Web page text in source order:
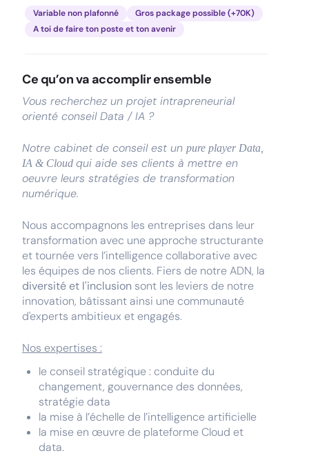
Variable non plafonné
Gros package possible (+70K)
A toi de faire ton poste et ton avenir
Ce qu’on va accomplir ensemble
Vous recherchez un projet intrapreneurial
orienté conseil Data / IA ?
Notre cabinet de conseil est un pure player Data,
IA & Cloud qui aide ses clients à mettre en
oeuvre leurs stratégies de transformation
numérique.
Nous accompagnons les entreprises dans leur
transformation avec une approche structurante
et tournée vers l’intelligence collaborative avec
les équipes de nos clients. Fiers de notre ADN, la
diversité et l'inclusion sont les leviers de notre
innovation, bâtissant ainsi une communauté
d'experts ambitieux et engagés.
Nos expertises :
le conseil stratégique : conduite du
changement, gouvernance des données,
stratégie data
la mise à l’échelle de l’intelligence artificielle
la mise en œuvre de plateforme Cloud et
data.